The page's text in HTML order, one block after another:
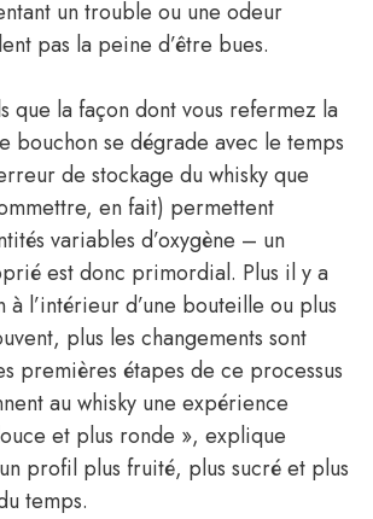
un trouble ou une odeur
pas la peine d’être bues.
que la façon dont vous refermez la
bouchon se dégrade avec le temps
de stockage du whisky que
en fait) permettent
variables d’oxygène – un
est donc primordial. Plus il y a
à l’intérieur d’une bouteille ou plus
plus les changements sont
premières étapes de ce processus
au whisky une expérience
et plus ronde », explique
profil plus fruité, plus sucré et plus
temps.